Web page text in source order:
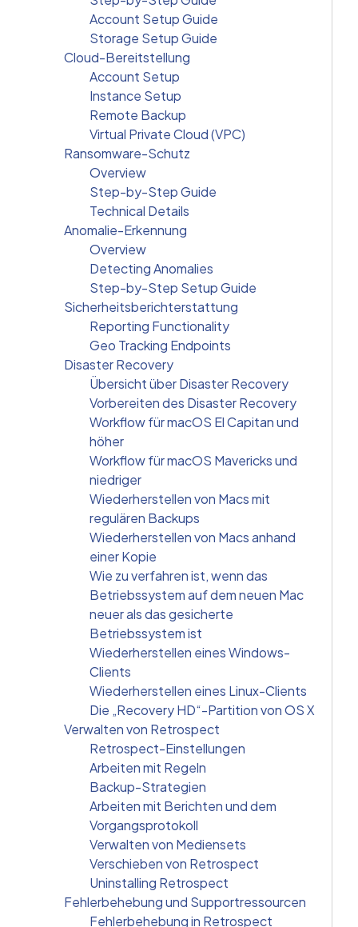
Account Setup Guide
Storage Setup Guide
Cloud-Bereitstellung
Account Setup
Instance Setup
Remote Backup
Virtual Private Cloud (VPC)
Ransomware-Schutz
Overview
Step-by-Step Guide
Technical Details
Anomalie-Erkennung
Overview
Detecting Anomalies
Step-by-Step Setup Guide
Sicherheitsberichterstattung
Reporting Functionality
Geo Tracking Endpoints
Disaster Recovery
Übersicht über Disaster Recovery
Vorbereiten des Disaster Recovery
Workflow für macOS El Capitan und
höher
Workflow für macOS Mavericks und
niedriger
Wiederherstellen von Macs mit
regulären Backups
Wiederherstellen von Macs anhand
einer Kopie
Wie zu verfahren ist, wenn das
Betriebssystem auf dem neuen Mac
neuer als das gesicherte
Betriebssystem ist
Wiederherstellen eines Windows-
Clients
Wiederherstellen eines Linux-Clients
Die „Recovery HD“-Partition von OS X
Verwalten von Retrospect
Retrospect-Einstellungen
Arbeiten mit Regeln
Backup-Strategien
Arbeiten mit Berichten und dem
Vorgangsprotokoll
Verwalten von Mediensets
Verschieben von Retrospect
Uninstalling Retrospect
Fehlerbehebung und Supportressourcen
Fehlerbehebung in Retrospect